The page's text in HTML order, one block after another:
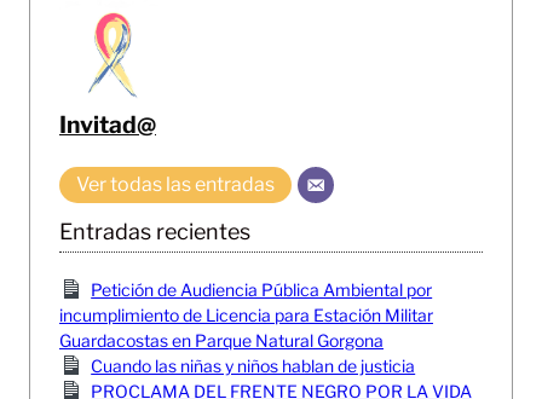
Invitad@
Ver todas las entradas
Entradas recientes
Petición de Audiencia Pública Ambiental por
incumplimiento de Licencia para Estación Militar
Guardacostas en Parque Natural Gorgona
Cuando las niñas y niños hablan de justicia
PROCLAMA DEL FRENTE NEGRO POR LA VIDA